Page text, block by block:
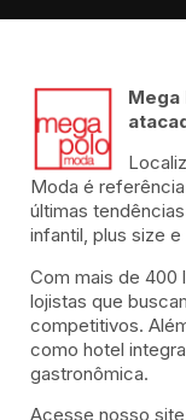
Mega
Moda é
últimas
infantil, plus size
Com mais de 400
lojistas que
competitivos.
como hotel
gastronômica.
Acesse nosso